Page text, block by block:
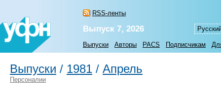
RSS-ленты
Выпуск 7, 2026
Выпуски Авторы PACS Подписчикам
Выпуски / 1981 / Апрель
Персоналии